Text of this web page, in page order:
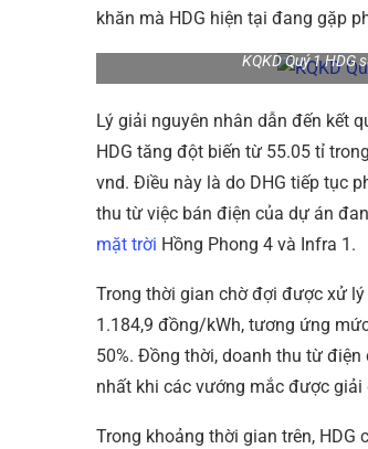
khăn mà HDG hiện tại đang gặp
KQKD Quý 1
Lý giải nguyên nhân dẫn đến kết
HDG tăng đột biến từ 55.05 tỉ
vnd. Điều này là do DHG tiếp tục
thu từ việc bán điện của dự án
mặt trời Hồng Phong 4 và Infra 1.
Trong thời gian chờ đợi được xử
1.184,9 đồng/kWh, tương ứng
50%. Đồng thời, doanh thu từ
nhất khi các vướng mắc được giải
Trong khoảng thời gian trên,